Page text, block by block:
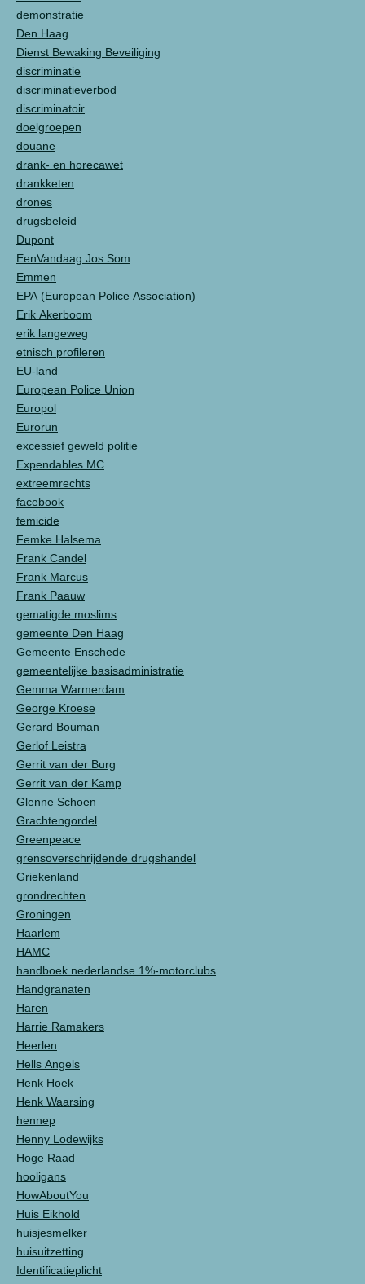
demonstratie
Den Haag
Dienst Bewaking Beveiliging
discriminatie
discriminatieverbod
discriminatoir
doelgroepen
douane
drank- en horecawet
drankketen
drones
drugsbeleid
Dupont
EenVandaag Jos Som
Emmen
EPA (European Police Association)
Erik Akerboom
erik langeweg
etnisch profileren
EU-land
European Police Union
Europol
Eurorun
excessief geweld politie
Expendables MC
extreemrechts
facebook
femicide
Femke Halsema
Frank Candel
Frank Marcus
Frank Paauw
gematigde moslims
gemeente Den Haag
Gemeente Enschede
gemeentelijke basisadministratie
Gemma Warmerdam
George Kroese
Gerard Bouman
Gerlof Leistra
Gerrit van der Burg
Gerrit van der Kamp
Glenne Schoen
Grachtengordel
Greenpeace
grensoverschrijdende drugshandel
Griekenland
grondrechten
Groningen
Haarlem
HAMC
handboek nederlandse 1%-motorclubs
Handgranaten
Haren
Harrie Ramakers
Heerlen
Hells Angels
Henk Hoek
Henk Waarsing
hennep
Henny Lodewijks
Hoge Raad
hooligans
HowAboutYou
Huis Eikhold
huisjesmelker
huisuitzetting
Identificatieplicht